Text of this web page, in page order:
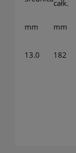
całk.
mm mm
13.0 182